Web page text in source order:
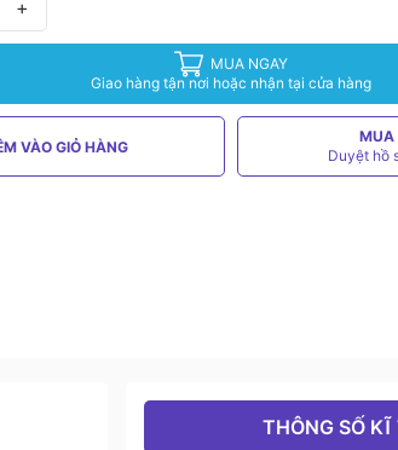
+
MUA NGAY
Giao hàng tận nơi hoặc nhận tại cửa hàng
VÀO GIỎ HÀNG
MUA
Duyệt hồ
THÔNG SỐ